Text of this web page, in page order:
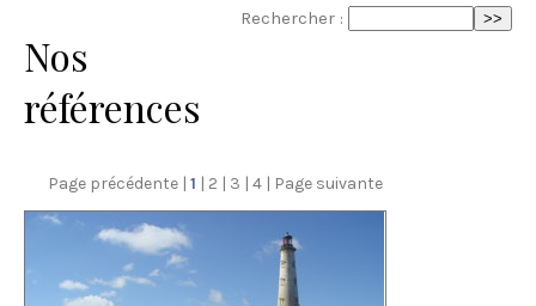
Rechercher :
Nos
références
Page précédente 1 2 3 4 Page suivante